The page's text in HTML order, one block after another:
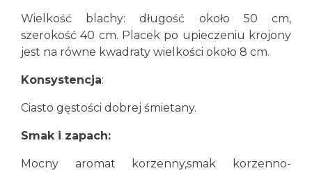
Wielkość blachy: długość około 50 cm,
szerokość 40 cm. Placek po upieczeniu krojony
jest na równe kwadraty wielkości około 8 cm.
Konsystencja:
Ciasto gęstości dobrej śmietany.
Smak i zapach:
Mocny aromat korzenny,smak korzenno-